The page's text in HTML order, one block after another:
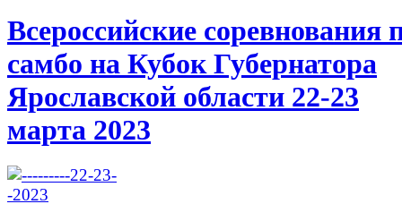
Всероссийские соревнования
самбо на Кубок Губернатора
Ярославской области 22-23
марта 2023